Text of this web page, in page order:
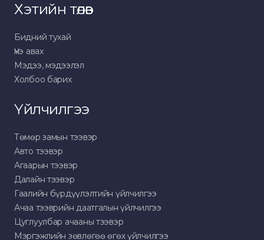
Хэтийн төлөв
Бидний тухай
Үнэ авах
Мэдээ, мэдээлэл
Холбоо барих
Үйлчилгээ
Төмөр замын тээвэр
Авто тээвэр
Агаарын тээвэр
Далайн тээвэр
Гаалийн бүрдүүлэлтийн үйлчилгээ
Ачаа тээврийн даатгалын үйлчилгээ
Цуглуулбар ачааны тээвэр
Мэргэжлийн зөвлөгөө өгөх үйлчилгээ